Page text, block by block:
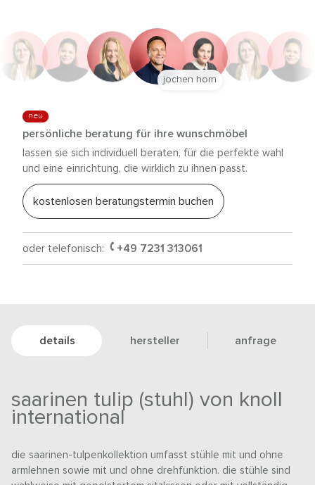
neu
persönliche beratung für ihre wunschmöbel
lassen sie sich individuell beraten, für die perfekte wahl
und eine einrichtung, die wirklich zu ihnen passt.
kostenlosen beratungstermin buchen
oder telefonisch: +49 7231 313061
jochen horn
details hersteller anfrage
saarinen tulip (stuhl) von knoll
international
die saarinen-tulpenkollektion umfasst stühle mit und ohne
armlehnen sowie mit und ohne drehfunktion. die stühle sind